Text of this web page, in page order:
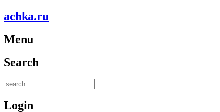
achka.ru
Menu
Search
Login